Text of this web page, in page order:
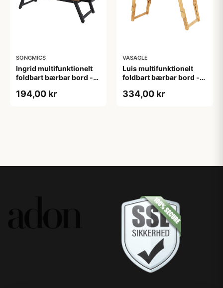
SONGMICS
Ingrid multifunktionelt
foldbart bærbar bord -
194,00 kr
VASAGLE
Luis multifunktionelt
foldbart bærbar bord -
334,00 kr